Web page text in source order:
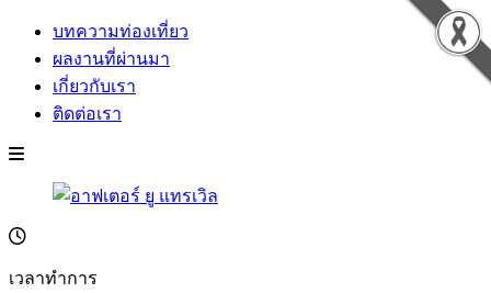
บทความท่องเที่ยว
ผลงานที่ผ่านมา
เกี่ยวกับเรา
ติดต่อเรา
เวลาทำการ